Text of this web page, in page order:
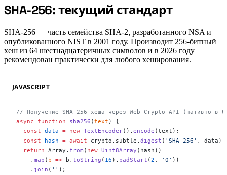
#
SHA-256: текущий стандарт
SHA-256 — часть семейства SHA-2, разработанного NSA и
опубликованного NIST в 2001 году. Производит 256-битный
хеш из 64 шестнадцатеричных символов и в 2026 году
рекомендован практически для любого хеширования.
JAVASCRIPT
// Получение SHA-256-хеша через Web Crypto API (нативно в
async function sha256 (text ) {
  const
data = new TextEncoder(). encode (text);
  const
hash = await crypto.subtle. digest ( 'SHA-256' , data);
  return
Array. from ( new Uint8Array (hash))
    .
map ( b => b. toString ( 16 ). padStart (2 , '0' ))
    .
join ( '' );